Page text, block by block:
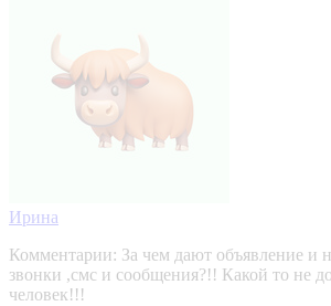
Ирина
Комментарии: За чем дают объявление и
звонки ,смс и сообщения?!! Какой то не
человек!!!